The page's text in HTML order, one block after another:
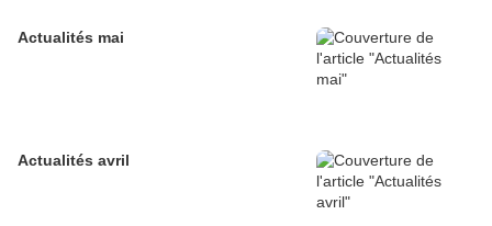
Actualités mai
Actualités avril